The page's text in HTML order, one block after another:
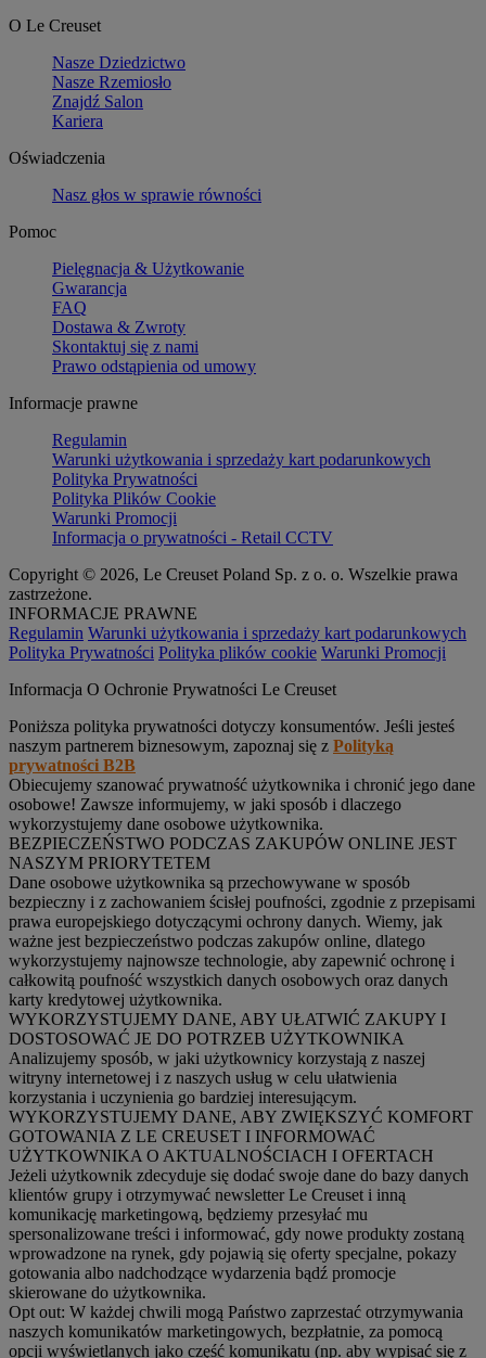
O Le Creuset
Nasze Dziedzictwo
Nasze Rzemiosło
Znajdź Salon
Kariera
Oświadczenia
Nasz głos w sprawie równości
Pomoc
Pielęgnacja & Użytkowanie
Gwarancja
FAQ
Dostawa & Zwroty
Skontaktuj się z nami
Prawo odstąpienia od umowy
Informacje prawne
Regulamin
Warunki użytkowania i sprzedaży kart podarunkowych
Polityka Prywatności
Polityka Plików Cookie
Warunki Promocji
Informacja o prywatności - Retail CCTV
Copyright © 2026, Le Creuset Poland Sp. z o. o. Wszelkie prawa
zastrzeżone.
INFORMACJE PRAWNE
Regulamin Warunki użytkowania i sprzedaży kart podarunkowych
Polityka Prywatności Polityka plików cookie Warunki Promocji
Informacja O Ochronie Prywatności Le Creuset
Poniższa polityka prywatności dotyczy konsumentów. Jeśli jesteś
naszym partnerem biznesowym, zapoznaj się z Polityką
prywatności B2B
Obiecujemy szanować prywatność użytkownika i chronić jego dane
osobowe! Zawsze informujemy, w jaki sposób i dlaczego
wykorzystujemy dane osobowe użytkownika.
BEZPIECZEŃSTWO PODCZAS ZAKUPÓW ONLINE JEST
NASZYM PRIORYTETEM
Dane osobowe użytkownika są przechowywane w sposób
bezpieczny i z zachowaniem ścisłej poufności, zgodnie z przepisami
prawa europejskiego dotyczącymi ochrony danych. Wiemy, jak
ważne jest bezpieczeństwo podczas zakupów online, dlatego
wykorzystujemy najnowsze technologie, aby zapewnić ochronę i
całkowitą poufność wszystkich danych osobowych oraz danych
karty kredytowej użytkownika.
WYKORZYSTUJEMY DANE, ABY UŁATWIĆ ZAKUPY I
DOSTOSOWAĆ JE DO POTRZEB UŻYTKOWNIKA
Analizujemy sposób, w jaki użytkownicy korzystają z naszej
witryny internetowej i z naszych usług w celu ułatwienia
korzystania i uczynienia go bardziej interesującym.
WYKORZYSTUJEMY DANE, ABY ZWIĘKSZYĆ KOMFORT
GOTOWANIA Z LE CREUSET I INFORMOWAĆ
UŻYTKOWNIKA O AKTUALNOŚCIACH I OFERTACH
Jeżeli użytkownik zdecyduje się dodać swoje dane do bazy danych
klientów grupy i otrzymywać newsletter Le Creuset i inną
komunikację marketingową, będziemy przesyłać mu
spersonalizowane treści i informować, gdy nowe produkty zostaną
wprowadzone na rynek, gdy pojawią się oferty specjalne, pokazy
gotowania albo nadchodzące wydarzenia bądź promocje
skierowane do użytkownika.
Opt out: W każdej chwili mogą Państwo zaprzestać otrzymywania
naszych komunikatów marketingowych, bezpłatnie, za pomocą
opcji wyświetlanych jako część komunikatu (np. aby wypisać się z